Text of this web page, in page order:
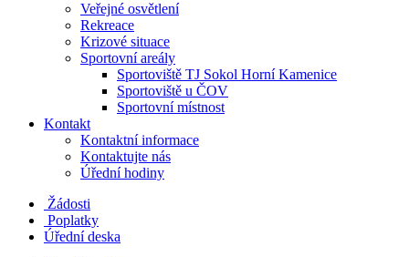
Veřejné osvětlení
Rekreace
Krizové situace
Sportovní areály
Sportoviště TJ Sokol Horní Kamenice
Sportoviště u ČOV
Sportovní místnost
Kontakt
Kontaktní informace
Kontaktujte nás
Úřední hodiny
Žádosti
Poplatky
Úřední deska